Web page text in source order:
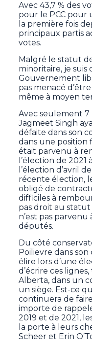
Avec 43,7 % des
pour le PCC pour
la première fois
principaux partis
votes.
Malgré le statut
minoritaire, je
Gouvernement
pas menacé
même à moyen
Avec seulement 7
Jagmeet Singh
défaite dans son
dans une position
était parvenu à
l’élection de
l’élection d’avril
récente élection,
obligé de
difficiles à
pas droit au statut
n’est pas parvenu
députés.
Du côté
Poilievre dans son
élire lors d’une
d’écrire ces
Alberta, dans un
un siège. Est-ce
continuera de
importe de
2019 et de 2021,
la porte à leurs
Scheer et Erin